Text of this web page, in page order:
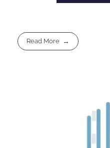
Read More